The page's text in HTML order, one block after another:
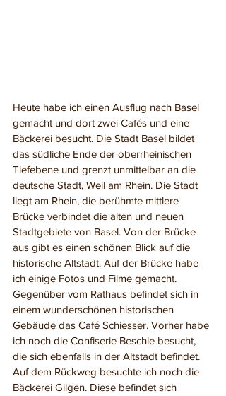
Heute habe ich einen Ausflug nach Basel
gemacht und dort zwei Cafés und eine
Bäckerei besucht. Die Stadt Basel bildet
das südliche Ende der oberrheinischen
Tiefebene und grenzt unmittelbar an die
deutsche Stadt, Weil am Rhein. Die Stadt
liegt am Rhein, die berühmte mittlere
Brücke verbindet die alten und neuen
Stadtgebiete von Basel. Von der Brücke
aus gibt es einen schönen Blick auf die
historische Altstadt. Auf der Brücke habe
ich einige Fotos und Filme gemacht.
Gegenüber vom Rathaus befindet sich in
einem wunderschönen historischen
Gebäude das Café Schiesser. Vorher habe
ich noch die Confiserie Beschle besucht,
die sich ebenfalls in der Altstadt befindet.
Auf dem Rückweg besuchte ich noch die
Bäckerei Gilgen. Diese befindet sich